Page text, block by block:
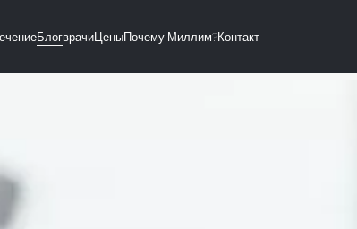
БлогврачиЦеныПочему Миллим?Контакт